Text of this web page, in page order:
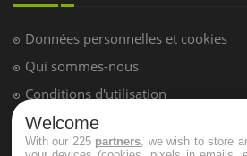
Données personnelles et cookies
Qui sommes-nous
Conditions d'utilisation
Plan du site
Mentions Légales
Welcome
With our 225 partners , we wish to store